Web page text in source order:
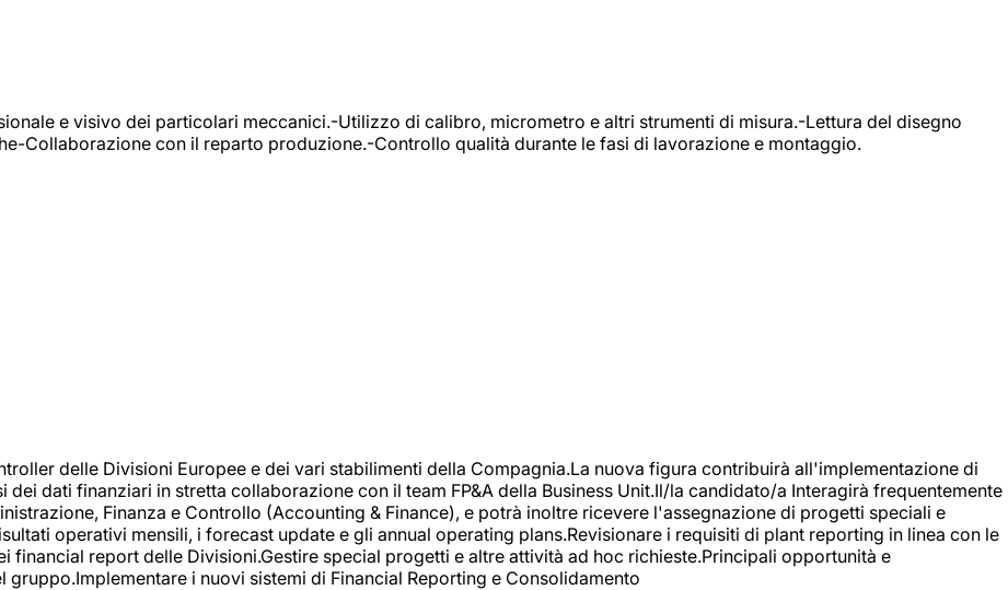
e visivo dei particolari meccanici.-Utilizzo di calibro, micrometro e altri strumenti di misura.-Lettura del disegno
Collaborazione con il reparto produzione.-Controllo qualità durante le fasi di lavorazione e montaggio.
delle Divisioni Europee e dei vari stabilimenti della Compagnia.La nuova figura contribuirà all'implementazione di
dati finanziari in stretta collaborazione con il team FP&A della Business Unit.Il/la candidato/a Interagirà frequentemente
Finanza e Controllo (Accounting & Finance), e potrà inoltre ricevere l'assegnazione di progetti speciali e
operativi mensili, i forecast update e gli annual operating plans.Revisionare i requisiti di plant reporting in linea con le
financial report delle Divisioni.Gestire special progetti e altre attività ad hoc richieste.Principali opportunità e
i nuovi sistemi di Financial Reporting e Consolidamento